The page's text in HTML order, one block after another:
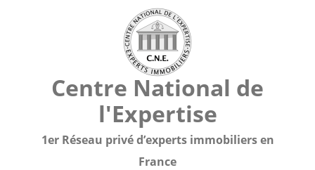
Centre National de
l'Expertise
1er Réseau privé d’experts immobiliers en
France